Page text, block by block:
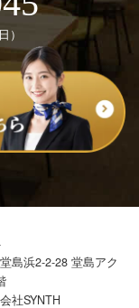
島浜2-2-28 堂島アク
社SYNTH